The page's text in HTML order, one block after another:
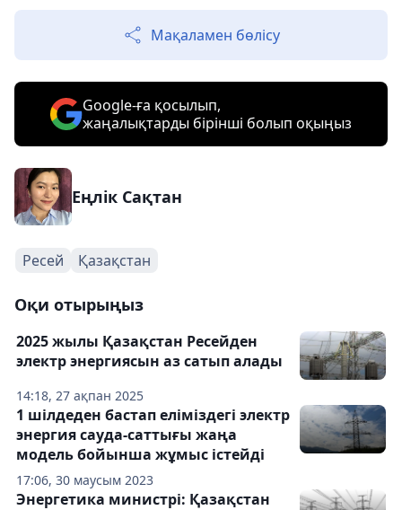
Мақаламен бөлісу
Google-ға қосылып,
жаңалықтарды бірінші болып оқыңыз
Еңлік Сақтан
Ресей Қазақстан
Оқи отырыңыз
14:18, 27 ақпан 2025
2025 жылы Қазақстан Ресейден
электр энергиясын аз сатып алады
17:06, 30 маусым 2023
1 шілдеден бастап еліміздегі электр
энергия сауда-саттығы жаңа
модель бойынша жұмыс істейді
Энергетика министрі: Қазақстан